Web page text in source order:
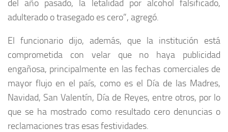
del año pasado, la letalidad por alcohol falsificado,
adulterado o trasegado es cero”, agregó.
El funcionario dijo, además, que la institución está
comprometida con velar que no haya publicidad
engañosa, principalmente en las fechas comerciales de
mayor flujo en el país, como es el Día de las Madres,
Navidad, San Valentín, Día de Reyes, entre otros, por lo
que se ha mostrado como resultado cero denuncias o
reclamaciones tras esas festividades.